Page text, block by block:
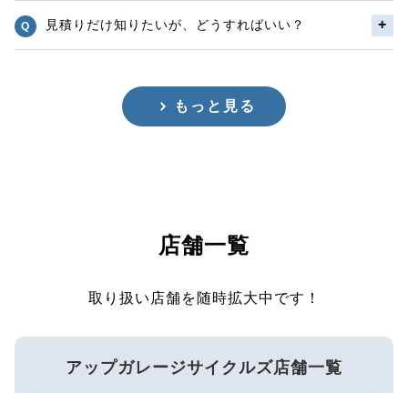
見積りだけ知りたいが、どうすればいい？
もっと見る
店舗一覧
取り扱い店舗を随時拡大中です！
アップガレージサイクルズ店舗一覧